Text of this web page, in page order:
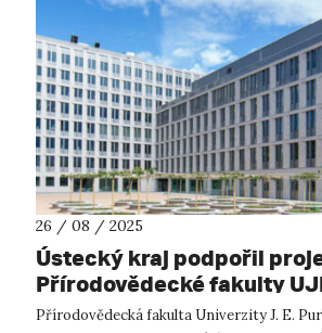
26 / 08 / 2025
Ústecký kraj podpořil
Přírodovědecké fakulty
zaměřený na popularizaci
Přírodovědecká fakulta Univerzity J. E.